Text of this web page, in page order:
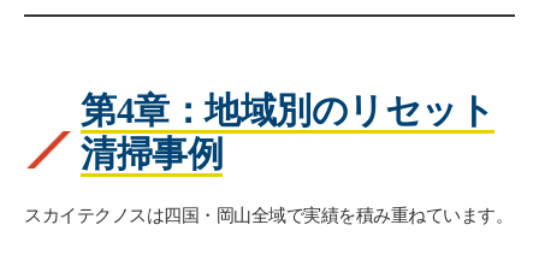
第4章：地域別のリセット
清掃事例
スカイテクノスは四国・岡山全域で実績を積み重ねています。